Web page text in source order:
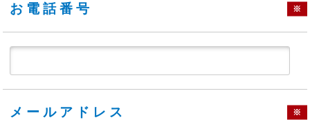
お電話番号 ※
メールアドレス ※